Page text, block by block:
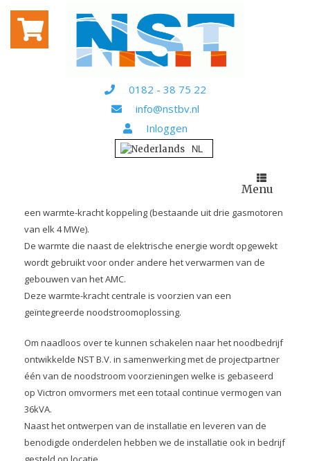
0182 - 38 75 22
info@nstbv.nl
Inloggen
Menu
ACADEMISCH MEDISCH
CENTRUM
Het Academisch Medisch Centrum (AMC) in Amsterdam is een
universitair medisch centrum, dat behoort tot de
Het AMC wilde zijn energiecentrale vervangen en uitbreiden,
De nieuwe energiecentrale werd uitgevoerd in de vorm van
een warmte-kracht koppeling (bestaande uit drie gasmotoren
van elk 4 MWe).
De warmte die naast de elektrische energie wordt opgewekt
wordt gebruikt voor onder andere het verwarmen van de
gebouwen van het AMC.
Deze warmte-kracht centrale is voorzien van een
geïntegreerde noodstroomoplossing.
Om naadloos over te kunnen schakelen naar het noodbedrijf
ontwikkelde NST B.V. in samenwerking met de projectpartner
één van de noodstroom voorzieningen welke is gebaseerd
op Victron omvormers met een totaal continue vermogen van
36kVA.
Naast het ontwerpen van de installatie en leveren van de
benodigde onderdelen hebben we de installatie ook in bedrijf